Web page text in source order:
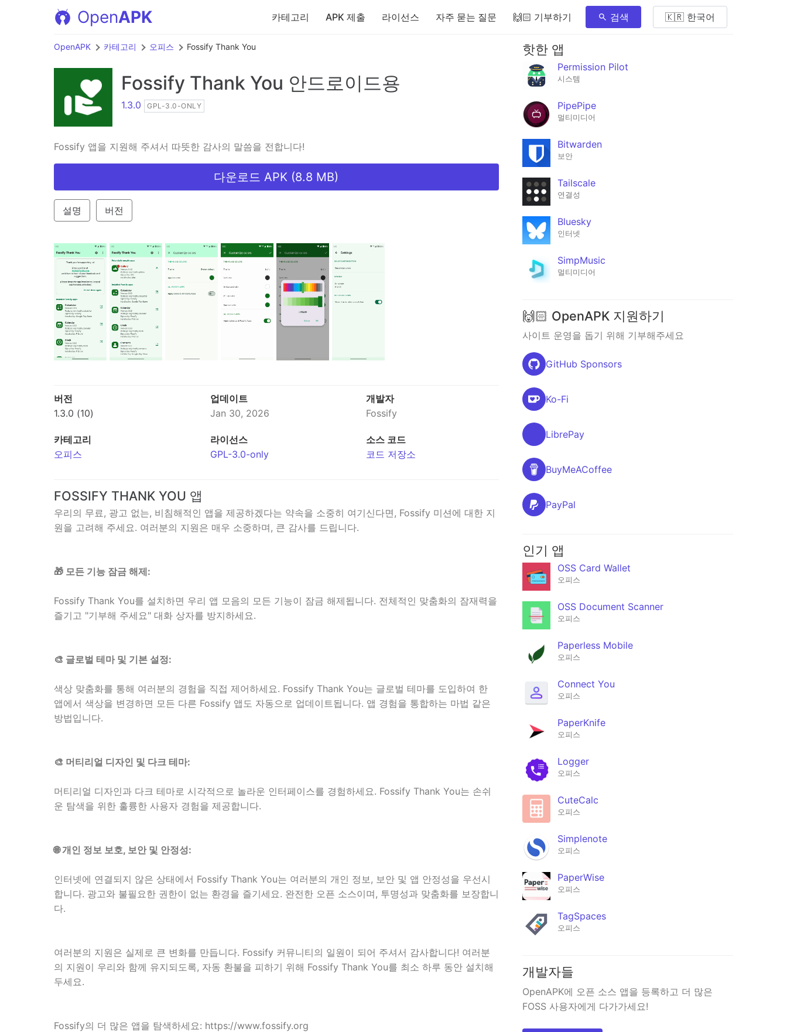
OpenAPK 카테고리 APK 제출 라이선스 자주 묻는 질문 🙌🏻 기부하기 검색 🇰🇷 한국어
OpenAPK 카테고리 오피스 Fossify Thank You
Fossify Thank You 안드로이드용
1.3.0 GPL-3.0-ONLY
Fossify 앱을 지원해 주셔서 따뜻한 감사의 말씀을 전합니다!
다운로드 APK (8.8 MB)
설명 버전
버전
1.3.0 (10)
업데이트
Jan 30, 2026
개발자
Fossify
카테고리
오피스
라이선스
GPL-3.0-only
소스 코드
코드 저장소
FOSSIFY THANK YOU 앱
우리의 무료, 광고 없는, 비침해적인 앱을 제공하겠다는 약속을 소중히 여기신다면, Fossify 미션에 대한 지
원을 고려해 주세요. 여러분의 지원은 매우 소중하며, 큰 감사를 드립니다.
🎁 모든 기능 잠금 해제:
Fossify Thank You를 설치하면 우리 앱 모음의 모든 기능이 잠금 해제됩니다. 전체적인 맞춤화의 잠재력을
즐기고 "기부해 주세요" 대화 상자를 방지하세요.
🎨 글로벌 테마 및 기본 설정:
색상 맞춤화를 통해 여러분의 경험을 직접 제어하세요. Fossify Thank You는 글로벌 테마를 도입하여 한
앱에서 색상을 변경하면 모든 다른 Fossify 앱도 자동으로 업데이트됩니다. 앱 경험을 통합하는 마법 같은
방법입니다.
🎨 머티리얼 디자인 및 다크 테마:
머티리얼 디자인과 다크 테마로 시각적으로 놀라운 인터페이스를 경험하세요. Fossify Thank You는 손쉬
운 탐색을 위한 훌륭한 사용자 경험을 제공합니다.
🌐 개인 정보 보호, 보안 및 안정성:
인터넷에 연결되지 않은 상태에서 Fossify Thank You는 여러분의 개인 정보, 보안 및 앱 안정성을 우선시
합니다. 광고와 불필요한 권한이 없는 환경을 즐기세요. 완전한 오픈 소스이며, 투명성과 맞춤화를 보장합니
다.
여러분의 지원은 실제로 큰 변화를 만듭니다. Fossify 커뮤니티의 일원이 되어 주셔서 감사합니다! 여러분
의 지원이 우리와 함께 유지되도록, 자동 환불을 피하기 위해 Fossify Thank You를 최소 하루 동안 설치해
두세요.
Fossify의 더 많은 앱을 탐색하세요: https://www.fossify.org
핫한 앱
Permission Pilot
시스템
PipePipe
멀티미디어
Bitwarden
보안
Tailscale
연결성
Bluesky
인터넷
SimpMusic
멀티미디어
🙌🏻 OpenAPK 지원하기
사이트 운영을 돕기 위해 기부해주세요
GitHub Sponsors
Ko-Fi
LibrePay
BuyMeACoffee
PayPal
인기 앱
OSS Card Wallet
오피스
OSS Document Scanner
오피스
Paperless Mobile
오피스
Connect You
오피스
PaperKnife
오피스
Logger
오피스
CuteCalc
오피스
Simplenote
오피스
PaperWise
오피스
TagSpaces
오피스
개발자들
OpenAPK에 오픈 소스 앱을 등록하고 더 많은
FOSS 사용자에게 다가가세요!